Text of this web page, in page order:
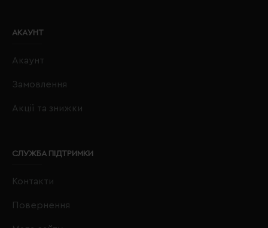
АКАУНТ
Акаунт
Замовлення
Акції та знижки
СЛУЖБА ПІДТРИМКИ
Контакти
Повернення